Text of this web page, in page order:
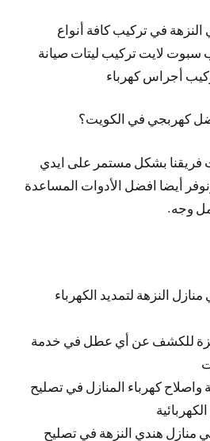
في تركيب كافة أنواع
سبوت لايت تركيب ليتات صيانة
أجراس كهرباء
كهربجي في الكويت؟
فريقنا بشكل مستمر على ايدي
أيضا افضل الأدوات المساعدة
وجه.
النزهة لتمديد الكهرباء
للكشف عن أي عطل في خدمة
كهرباء المنازل في تصليح
منازل هندي النزهة في تصليح